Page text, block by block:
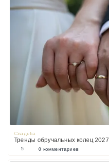
Свадьба
Тренды обручальных колец 2027
5
0 комментариев